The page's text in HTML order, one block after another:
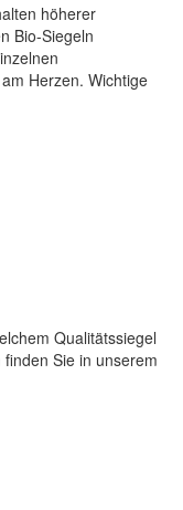
höherer
Bio-Siegeln
Herzen. Wichtige
Qualitätssiegel
Sie in unserem